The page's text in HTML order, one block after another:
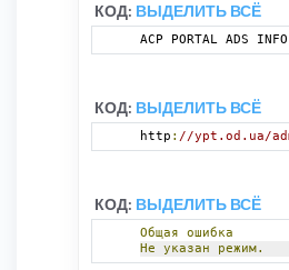
КОД: ВЫДЕЛИТЬ ВСЁ
ACP PORTAL ADS INFO
КОД: ВЫДЕЛИТЬ ВСЁ
http : //ypt.od.ua/
КОД: ВЫДЕЛИТЬ ВСЁ
Общая
ошибка
Не
указан режим.